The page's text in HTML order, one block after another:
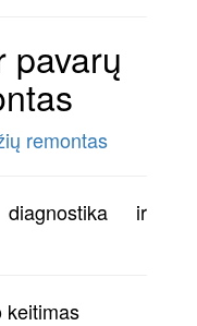
pavarų
remontas
ir
keitimas